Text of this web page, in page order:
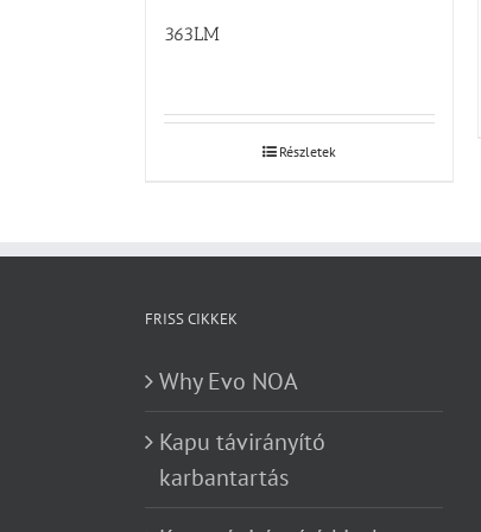
363LM
Részletek
FRISS CIKKEK
Why Evo NOA
Kapu távirányító
karbantartás